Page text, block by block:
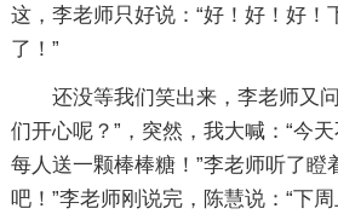
这，李老师只好说：“好！好！好！
了！”
还没等我们笑出来，李老师又
们开心呢？”，突然，我大喊：“今
每人送一颗棒棒糖！”李老师听了瞪
吧！”李老师刚说完，陈慧说：“下